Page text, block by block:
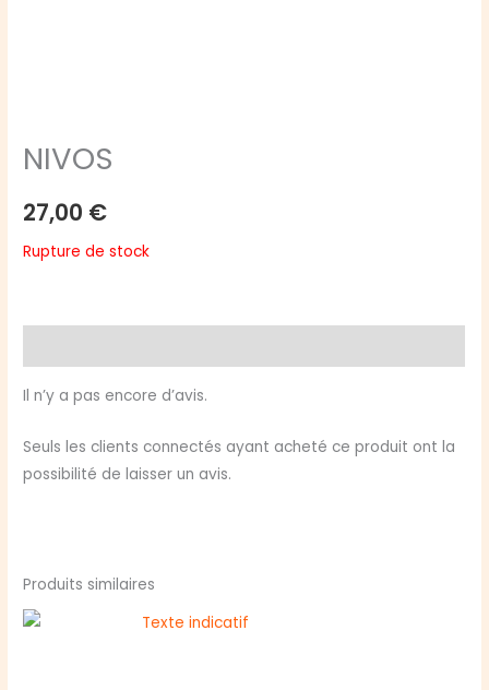
NIVOS
27,00 €
Rupture de stock
Il n’y a pas encore d’avis.
Seuls les clients connectés ayant acheté ce produit ont la
possibilité de laisser un avis.
Produits similaires